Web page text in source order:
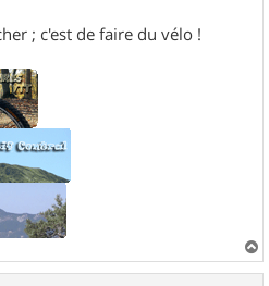
; c'est de faire du vélo !
a